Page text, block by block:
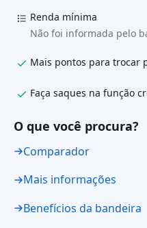
Renda mínima
Não foi informada pelo
Mais pontos para trocar
Faça saques na função
O que você procura?
Comparador
Mais informações
Benefícios da bandeira